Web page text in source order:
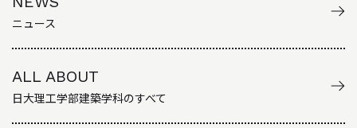
ニュース
ALL ABOUT
日大理工学部建築学科のすべて